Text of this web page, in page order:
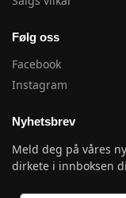
Følg oss
Facebook
Instagram
Nyhetsbrev
Meld deg på våres
dirkete i innboksen